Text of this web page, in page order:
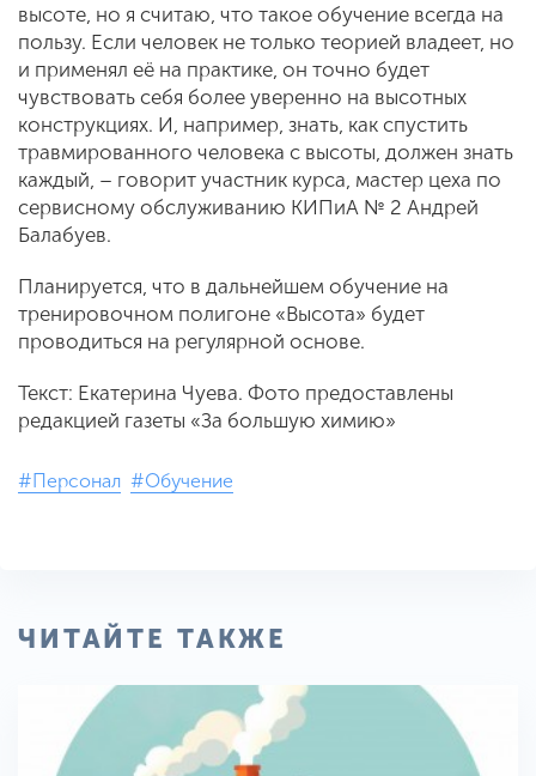
высоте, но я считаю, что такое обучение всегда на
пользу. Если человек не только теорией владеет, но
и применял её на практике, он точно будет
чувствовать себя более уверенно на высотных
конструкциях. И, например, знать, как спустить
травмированного человека с высоты, должен знать
каждый, – говорит участник курса, мастер цеха по
сервисному обслуживанию КИПиА № 2 Андрей
Балабуев.
Планируется, что в дальнейшем обучение на
тренировочном полигоне «Высота» будет
проводиться на регулярной основе.
Текст: Екатерина Чуева. Фото предоставлены
редакцией газеты «За большую химию»
#Персонал #Обучение
ЧИТАЙТЕ ТАКЖЕ